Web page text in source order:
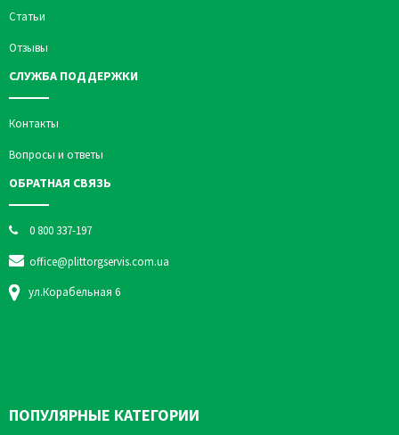
Статьи
Отзывы
СЛУЖБА ПОДДЕРЖКИ
Контакты
Вопросы и ответы
ОБРАТНАЯ СВЯЗЬ
0 800 337-197
office@plittorgservis.com.ua
ул.Корабельная 6
ПОПУЛЯРНЫЕ КАТЕГОРИИ